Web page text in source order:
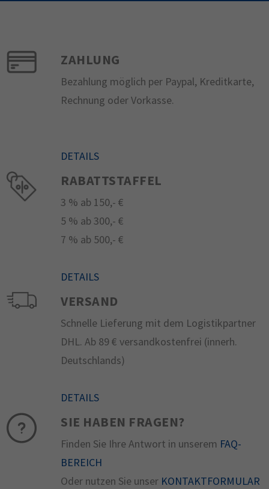
ZAHLUNG
Bezahlung möglich per Paypal, Kreditkarte,
Rechnung oder Vorkasse.
DETAILS
RABATTSTAFFEL
3 % ab 150,- €
5 % ab 300,- €
7 % ab 500,- €
DETAILS
VERSAND
Schnelle Lieferung mit dem Logistikpartner
DHL. Ab 89 € versandkostenfrei (innerh.
Deutschlands)
DETAILS
SIE HABEN FRAGEN?
Finden Sie Ihre Antwort in unserem FAQ-
BEREICH
Oder nutzen Sie unser KONTAKTFORMULAR